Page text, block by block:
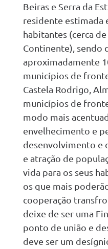
Beiras e Serra da
residente estimada
habitantes (cerca
Continente), sendo
aproximadamente
municípios de
Castela Rodrigo,
municípios de
modo mais
envelhecimento e
desenvolvimento e
e atração de
vida para os seus
os que mais
cooperação
deixe de ser uma
ponto de união e
deve ser um